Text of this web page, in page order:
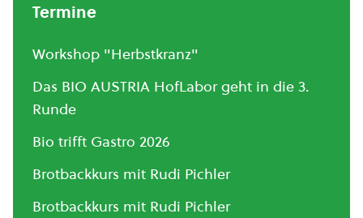
Termine
Workshop "Herbstkranz"
Das BIO AUSTRIA HofLabor geht in die 3.
Runde
Bio trifft Gastro 2026
Brotbackkurs mit Rudi Pichler
Brotbackkurs mit Rudi Pichler